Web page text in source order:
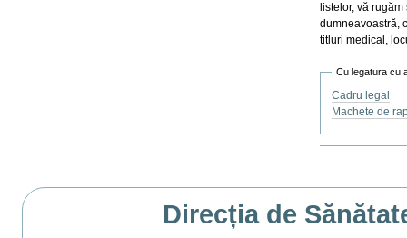
listelor, vă
dumneavoastră,
titluri medical,
Cu legatura cu
Cadru legal
Machete de
Direcția de